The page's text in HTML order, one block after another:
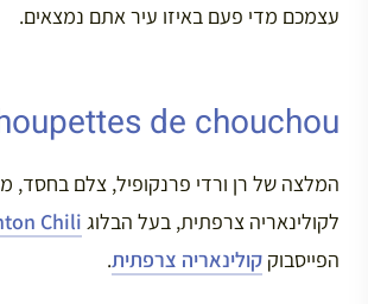
עצמכם מדי פעם באיזו עיר אתם נמצאים.
de chouchou
המלצה של רן ורדי פרנקופיל, צלם בחסד,
לקולינאריה צרפתית, בעל הבלוג Chili
הפייסבוק קולינאריה צרפתית.